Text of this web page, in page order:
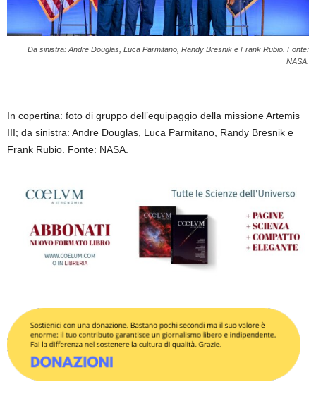
Da sinistra: Andre Douglas, Luca Parmitano, Randy Bresnik e Frank Rubio. Fonte:
NASA.
In copertina: foto di gruppo dell’equipaggio della missione Artemis
III; da sinistra: Andre Douglas, Luca Parmitano, Randy Bresnik e
Frank Rubio. Fonte: NASA.